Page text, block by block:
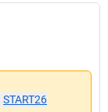
START26